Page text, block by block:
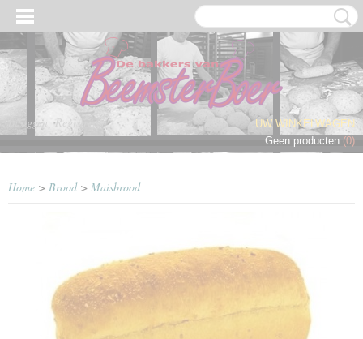
Inloggen Registreren
UW WINKELWAGEN
Geen producten (0)
Home > Brood> Maisbrood